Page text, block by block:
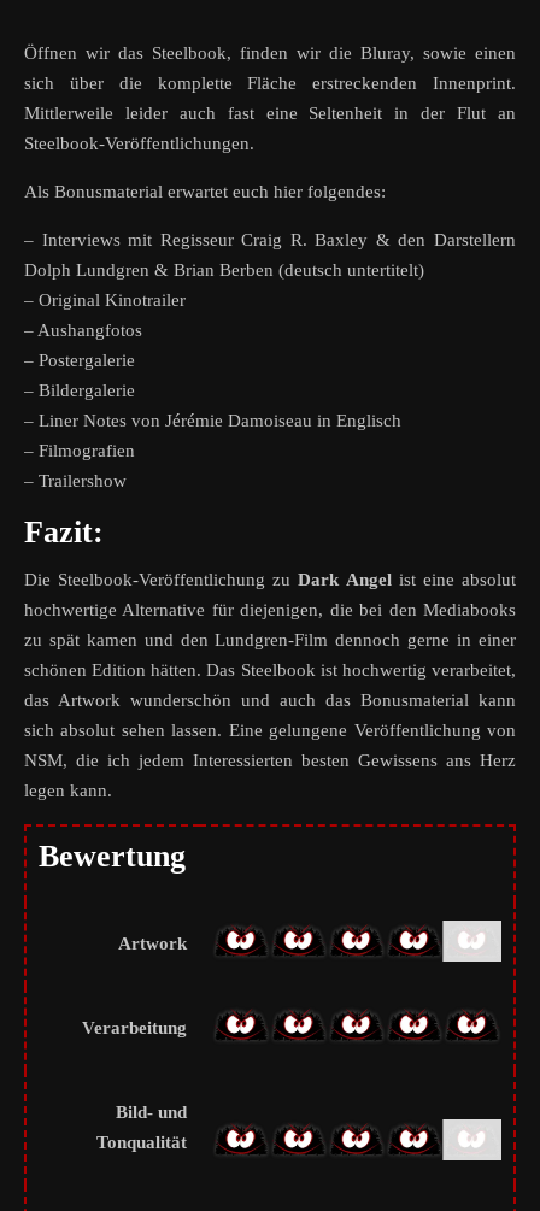
Öffnen wir das Steelbook, finden wir die Bluray, sowie einen
sich über die komplette Fläche erstreckenden Innenprint.
Mittlerweile leider auch fast eine Seltenheit in der Flut an
Steelbook-Veröffentlichungen.
Als Bonusmaterial erwartet euch hier folgendes:
– Interviews mit Regisseur Craig R. Baxley & den Darstellern
Dolph Lundgren & Brian Berben (deutsch untertitelt)
– Original Kinotrailer
– Aushangfotos
– Postergalerie
– Bildergalerie
– Liner Notes von Jérémie Damoiseau in Englisch
– Filmografien
– Trailershow
Fazit:
Die Steelbook-Veröffentlichung zuDark Angelist eine absolut
hochwertige Alternative für diejenigen, die bei den Mediabooks
zu spät kamen und den Lundgren-Film dennoch gerne in einer
schönen Edition hätten. Das Steelbook ist hochwertig verarbeitet,
das Artwork wunderschön und auch das Bonusmaterial kann
sich absolut sehen lassen. Eine gelungene Veröffentlichung von
NSM, die ich jedem Interessierten besten Gewissens ans Herz
legen kann.
Bewertung
Artwork
Verarbeitung
Bild- und
Tonqualität